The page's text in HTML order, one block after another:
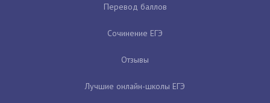
Перевод баллов
Сочинение ЕГЭ
Отзывы
Лучшие онлайн-школы ЕГЭ